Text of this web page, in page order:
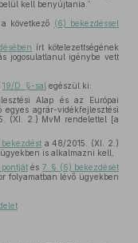
kell benyújtania.”
a következő (6) bekezdéssel
írt kötelezettségének
jogosulatlanul igénybe vett
19/D. §-sal egészül ki:
Alap és az Európai
egyes agrár-vidékfejlesztési
(XI. 2.) MvM rendelettel [a
a 48/2015. (XI. 2.)
is alkalmazni kell,
pontjátés 7. § (6) bekezdését
folyamatban lévő ügyekben